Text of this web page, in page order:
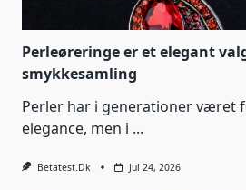
Perleøreringe er et elegant
smykkesamling
Perler har i generationer været
elegance, men i ...
Betatest.dk Jul 24, 2026